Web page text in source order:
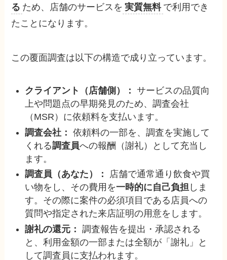
る ため、店舗のサービスを 実質無料 で利用でき
たことになります。
この覆面調査は以下の構造で成り立っています。
クライアント（店舗側）： サービスの品質向
上や問題点の早期発見のため、調査会社
（MSR）に依頼料を支払います。
調査会社： 依頼料の一部を、調査を実施して
くれる調査員への報酬（謝礼）として充当し
ます。
調査員（あなた）：
店舗で通常通り飲食や買
い物をし、その費用を一時的に自己負担 しま
す。その際に案件の必須項目である店員への
質問や指定された来店証明の用意をします。
謝礼の還元： 調査報告を提出・承認される
と、利用金額の一部または全額が「謝礼」と
して調査員に支払われます。